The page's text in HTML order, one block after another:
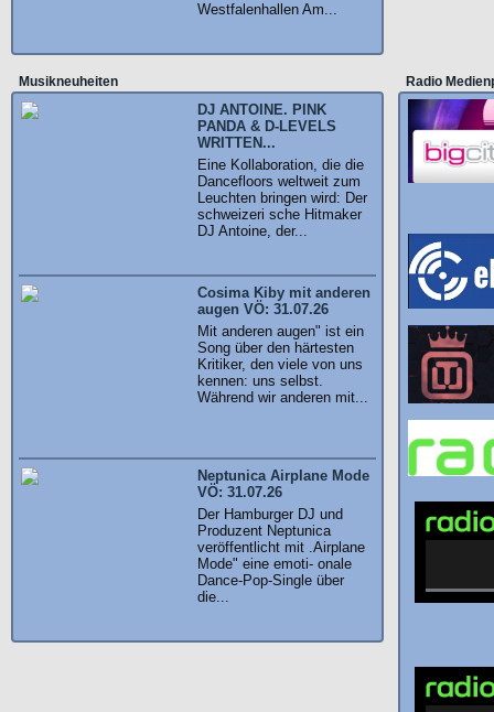
Westfalenhallen Am...
Radio
Musikneuheiten
DJ ANTOINE. PINK
PANDA & D-LEVELS
WRITTEN...
Eine Kollaboration, die die
Dancefloors weltweit zum
Leuchten bringen wird: Der
schweizeri sche Hitmaker
DJ Antoine, der...
Cosima Kiby mit anderen
augen VÖ: 31.07.26
Mit anderen augen" ist ein
Song über den härtesten
Kritiker, den viele von uns
kennen: uns selbst.
Während wir anderen mit...
Neptunica Airplane Mode
VÖ: 31.07.26
Der Hamburger DJ und
Produzent Neptunica
veröffentlicht mit .Airplane
Mode" eine emoti- onale
Dance-Pop-Single über
die...